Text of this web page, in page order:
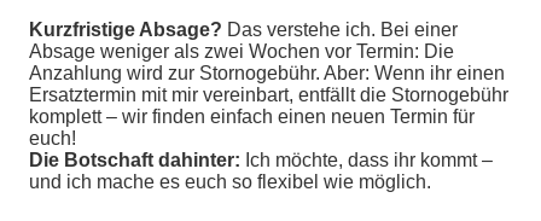
Kurzfristige Absage? Das verstehe ich. Bei einer
Absage weniger als zwei Wochen vor Termin: Die
Anzahlung wird zur Stornogebühr. Aber: Wenn ihr einen
Ersatztermin mit mir vereinbart, entfällt die Stornogebühr
komplett – wir finden einfach einen neuen Termin für
euch!
Die Botschaft dahinter: Ich möchte, dass ihr kommt –
und ich mache es euch so flexibel wie möglich.